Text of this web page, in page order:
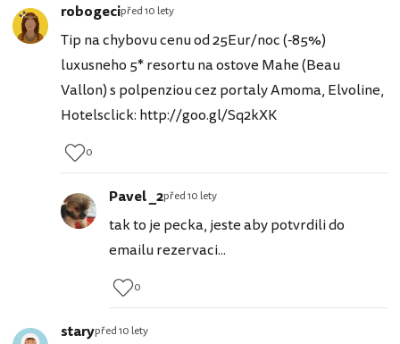
robogecipřed 10 lety
Tip na chybovu cenu od 25Eur/noc (-85%)
luxusneho 5* resortu na ostove Mahe (Beau
Vallon) s polpenziou cez portaly Amoma, Elvoline,
Hotelsclick: http://goo.gl/Sq2kXK
0
Pavel _2před 10 lety
tak to je pecka, jeste aby potvrdili do
emailu rezervaci...
0
starypřed 10 lety